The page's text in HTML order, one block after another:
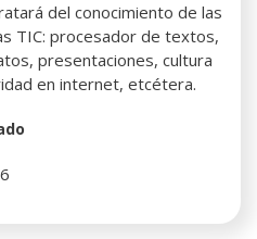
del conocimiento de las
TIC: procesador de textos,
presentaciones, cultura
en internet, etcétera.